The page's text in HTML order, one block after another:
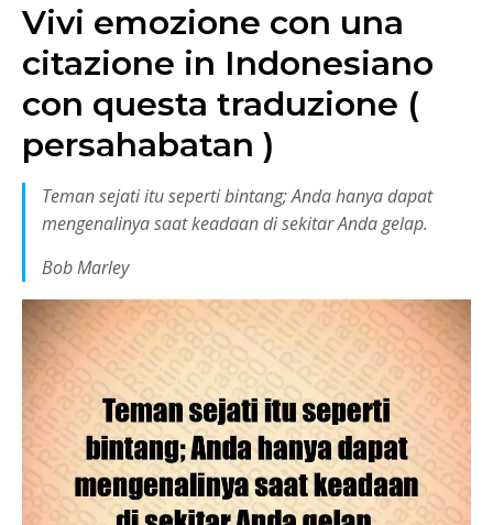
Vivi emozione con una
citazione in Indonesiano
con questa traduzione (
persahabatan )
Teman sejati itu seperti bintang; Anda hanya dapat
mengenalinya saat keadaan di sekitar Anda gelap.
Bob Marley